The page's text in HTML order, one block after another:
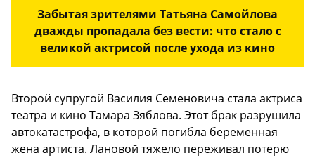
Забытая зрителями Татьяна Самойлова
дважды пропадала без вести: что стало с
великой актрисой после ухода из кино
Второй супругой Василия Семеновича стала актриса
театра и кино Тамара Зяблова. Этот брак разрушила
автокатастрофа, в которой погибла беременная
жена артиста. Лановой тяжело переживал потерю